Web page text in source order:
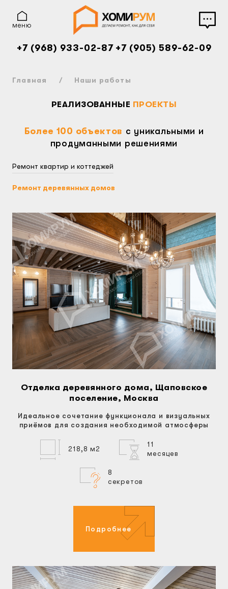
меню
+7 (968) 933-02-87 +7 (905) 589-62-09
Главная Наши работы
РЕАЛИЗОВАННЫЕ ПРОЕКТЫ
Более 100 объектов с уникальными и
продуманными решениями
Ремонт квартир и коттеджей
Ремонт деревянных домов
Отделка деревянного дома, Щаповское
поселение, Москва
Идеальное сочетание функционала и визуальных
приёмов для создания необходимой атмосферы
218,8 м2
11
месяцев
8
секретов
Подробнее